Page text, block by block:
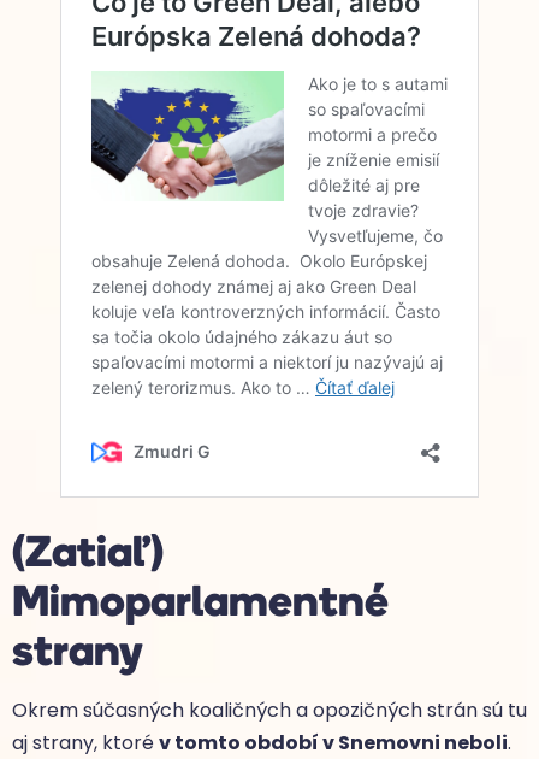
(Zatiaľ)
Mimoparlamentné
strany
Okrem súčasných koaličných a opozičných strán sú tu
aj strany, ktorév tomto období v Snemovni neboli.